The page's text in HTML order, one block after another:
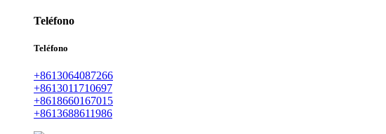
Teléfono
Teléfono
+8613064087266
+8613011710697
+8618660167015
+8613688611986